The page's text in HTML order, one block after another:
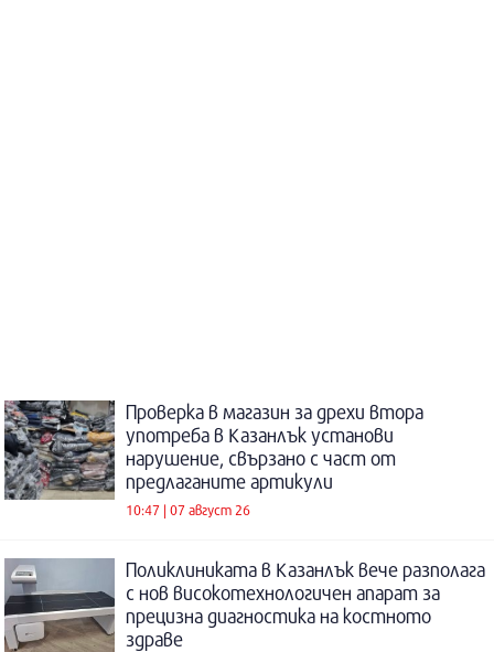
Проверка в магазин за дрехи втора
употреба в Казанлък установи
нарушение, свързано с част от
предлаганите артикули
10:47 | 07 август 26
Поликлиниката в Казанлък вече разполага
с нов високотехнологичен апарат за
прецизна диагностика на костното
здраве